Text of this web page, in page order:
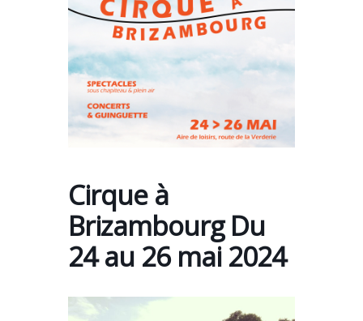
Cirque à
Brizambourg Du
24 au 26 mai 2024